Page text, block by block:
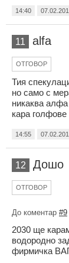
14:40
11 alfa
ОТГОВОР
Тия
но само с
никаква
кара голфове
14:55
12 Дошо
ОТГОВОР
До коментар #9
2030 ще
водородно
фирмичка